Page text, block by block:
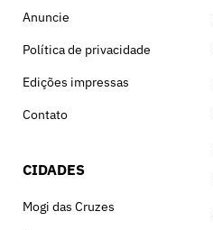
Anuncie
Política de privacidade
Edições impressas
Contato
CIDADES
Mogi das Cruzes